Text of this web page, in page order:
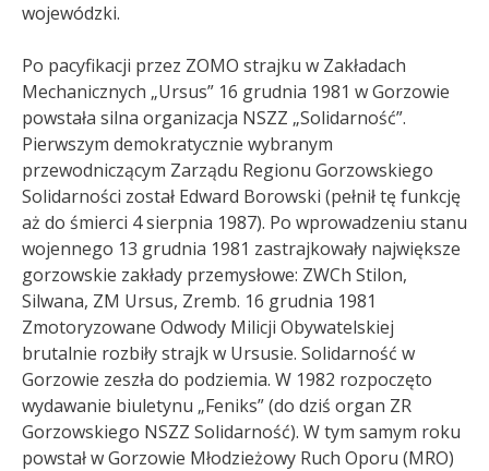
wojewódzki.
Po pacyfikacji przez ZOMO strajku w Zakładach
Mechanicznych „Ursus” 16 grudnia 1981 w Gorzowie
powstała silna organizacja NSZZ „Solidarność”.
Pierwszym demokratycznie wybranym
przewodniczącym Zarządu Regionu Gorzowskiego
Solidarności został Edward Borowski (pełnił tę funkcję
aż do śmierci 4 sierpnia 1987). Po wprowadzeniu stanu
wojennego 13 grudnia 1981 zastrajkowały największe
gorzowskie zakłady przemysłowe: ZWCh Stilon,
Silwana, ZM Ursus, Zremb. 16 grudnia 1981
Zmotoryzowane Odwody Milicji Obywatelskiej
brutalnie rozbiły strajk w Ursusie. Solidarność w
Gorzowie zeszła do podziemia. W 1982 rozpoczęto
wydawanie biuletynu „Feniks” (do dziś organ ZR
Gorzowskiego NSZZ Solidarność). W tym samym roku
powstał w Gorzowie Młodzieżowy Ruch Oporu (MRO)